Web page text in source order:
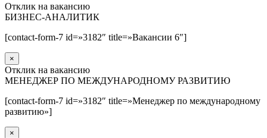
Отклик на вакансию
БИЗНЕС-АНАЛИТИК
[contact-form-7 id=»3182″ title=»Вакансии 6″]
×
Отклик на вакансию
МЕНЕДЖЕР ПО МЕЖДУНАРОДНОМУ РАЗВИТИЮ
[contact-form-7 id=»3182″ title=»Менеджер по международному
развитию»]
×